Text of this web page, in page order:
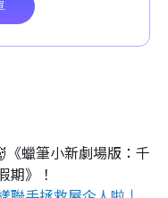
《蠟筆小新劇場版：千
期》！